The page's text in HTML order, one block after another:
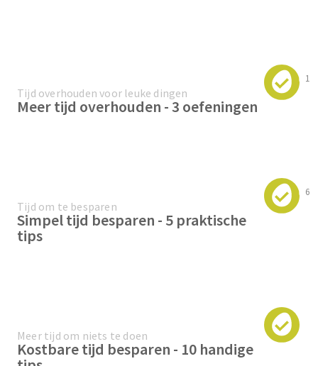
1
Tijd overhouden voor leuke dingen
Meer tijd overhouden - 3 oefeningen
6
Tijd om te besparen
Simpel tijd besparen - 5 praktische
tips
Meer tijd om niets te doen
Kostbare tijd besparen - 10 handige